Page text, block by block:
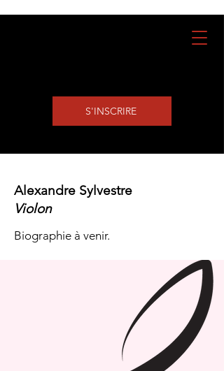
S'INSCRIRE
Alexandre Sylvestre
Violon
Biographie à venir.